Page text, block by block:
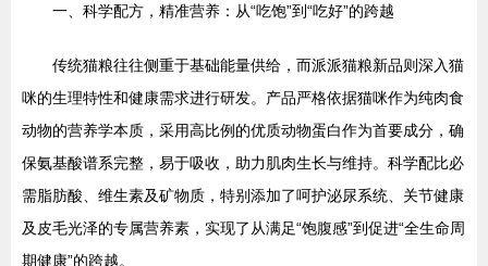
一、科学配方，精准营养：从“吃饱”到“吃好”的跨越
传统猫粮往往侧重于基础能量供给，而派派猫粮新品则深入猫
咪的生理特性和健康需求进行研发。产品严格依据猫咪作为纯肉食
动物的营养学本质，采用高比例的优质动物蛋白作为首要成分，确
保氨基酸谱系完整，易于吸收，助力肌肉生长与维持。科学配比必
需脂肪酸、维生素及矿物质，特别添加了呵护泌尿系统、关节健康
及皮毛光泽的专属营养素，实现了从满足“饱腹感”到促进“全生命周
期健康”的跨越。